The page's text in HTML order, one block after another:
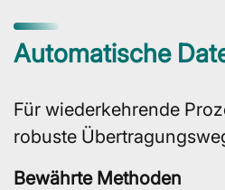
Automatische
Für wiederkehrende
robuste
Bewährte Methoden